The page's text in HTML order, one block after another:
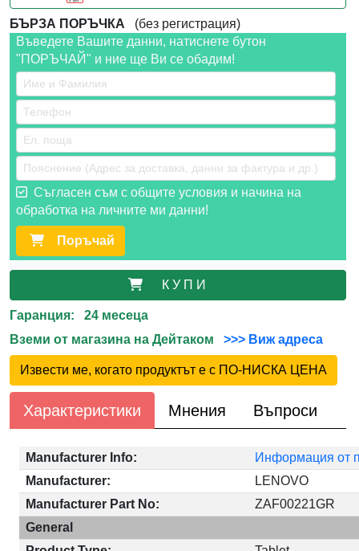
БЪРЗА ПОРЪЧКА (без регистрация)
Въведете Вашите данни, натиснете бутон
"ПОРЪЧАЙ" и ние ще Ви се обадим!
Съгласен съм с общите условия и начина на
обработка на личните ми данни!
Поръчай
К У П И
Гаранция: 24 месеца
Вземи от магазина на Дейтаком
>>> Виж адреса
Извести ме, когато продуктът е с ПО-НИСКА ЦЕНА
Характеристики Мнения Въпроси
Manufacturer Info:
Информация от
Manufacturer:
LENOVO
Manufacturer Part No:
ZAF00221GR
General